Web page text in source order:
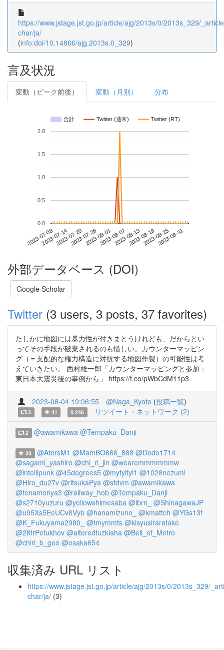
https://www.jstage.jst.go.jp/article/ajg/2013s/0/2013s_329/
char/ja/
(info:doi/10.14866/ajg.2013s.0_329)
言及状況
変動（ピーク前後） 変動（月別） 分布
合計 Twitter (通常) Twitter (RT)
2023-07-082023-07-142023-07-202023-07-262023-08-012023-08-072023-08-132023-08-192023-08-252023-08-31
0.0
0.5
1.0
1.5
2.0
外部データベース (DOI)
Google Scholar
Twitter (3 users, 3 posts, 37 favorites)
たしかに地図には暴力性が付きまとうけれども、だからとい
ってその手段が破棄されるのも惜しい。カウンターマッピン
グ（＝支配的な権力構造に対抗する地図作製）の可能性は考
えていきたい。 西村雄一郎「カウンターマッピングと参加：
東日本大震災後の事例から」 https://t.co/pWbCdM11p3
2023-08-04 19:06:55 @Naga_Kyoto (投稿一覧)
3 41 0.246 リツイート・ネットワーク (2)
2 @awamikawa @Tempaku_Danji
33 @AtorsM1 @MamBO666_888 @Dodo1714
@sagami_yashiro @chi_ri_jin @wearemmmmmmw
@intellipunk @45degrees5 @mytyltyl1 @1028nezumi
@Hiro_du27v @ritsukaPya @sfdvm @awamikawa
@tenamonya3 @railway_hob @Tempaku_Danji
@s2710yuzuru @yellowshimesaba @ibrn_
@ShinagawaJP
@u95Xs5EeUCv6Vyb @hanamizuno_ @kmattch @YGs13f
@K_Fukuyama2980_
@tmymmts @kisyusiraratake
@28trPetukhov @alteredfuzkiaha @Bell_of_Metro
@chiri_b_geo @osaka654
収集済み URL リスト
https://www.jstage.jst.go.jp/article/ajg/2013s/0/2013s_329/
char/ja/ (3)